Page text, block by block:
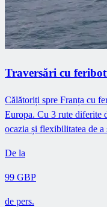
Traversări cu
Călătoriți spre Franța cu
Europa. Cu 3 rute diferite
ocazia și flexibilitatea de a
De la
99 GBP
de pers.